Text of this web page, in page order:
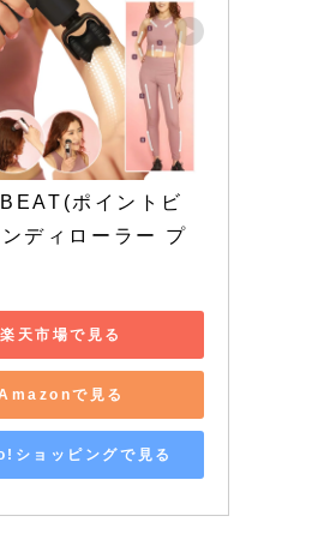
ポイントビ
ディローラー プ
楽天市場で見る
で見る
ショッピングで見る